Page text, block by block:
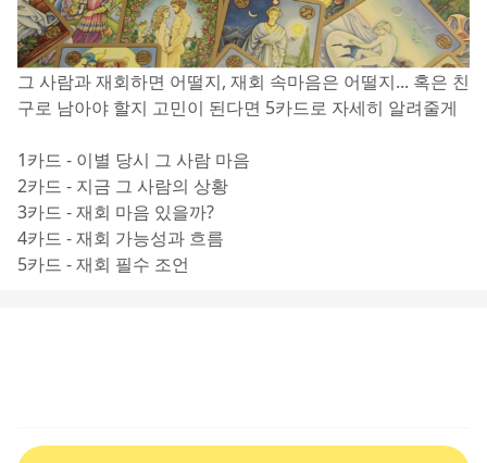
그 사람과 재회하면 어떨지, 재회 속마음은 어떨지... 혹은 친
구로 남아야 할지 고민이 된다면 5카드로 자세히 알려줄게
1카드 - 이별 당시 그 사람 마음
2카드 - 지금 그 사람의 상황
3카드 - 재회 마음 있을까?
4카드 - 재회 가능성과 흐름
5카드 - 재회 필수 조언